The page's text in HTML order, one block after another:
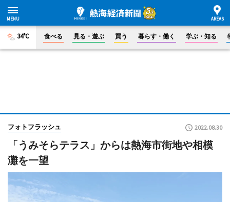
34°C 食べる 見る・遊ぶ 買う 暮らす・働く 学ぶ・知る
フォトフラッシュ 2022.08.30
「うみそらテラス」からは熱海市街地や相模
灘を一望